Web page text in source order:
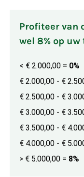
Profiteer van
wel 8% op
< € 2.000,00 = 0%
€ 2.000,00 - €
€ 2.500,00 - €
€ 3.000,00 - €
€ 3.500,00 - €
€ 4.000,00 - €
> € 5.000,00 = 8%